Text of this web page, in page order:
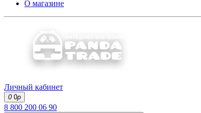
О магазине
Личный кабинет
0 0р
8 800 200 06 90